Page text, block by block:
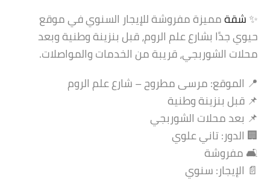
✨شقةمميزة مفروشة للإيجار السنوي في موقع
حيوي جدًا بشارع علم الروم، قبل بنزينة وطنية وبعد
محلات الشوربجي، قريبة من الخدمات والمواصلات.
📍 الموقع: مرسى مطروح – شارع علم الروم
📌 قبل بنزينة وطنية
📌 بعد محلات الشوربجي
🏢 الدور: تاني علوي
🛋️ مفروشة
📄 الإيجار: سنوي